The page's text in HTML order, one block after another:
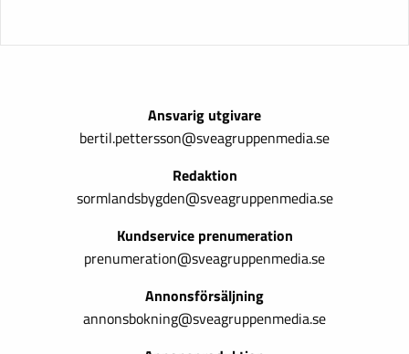
Ansvarig utgivare
bertil.pettersson@sveagruppenmedia.se
Redaktion
sormlandsbygden@sveagruppenmedia.se
Kundservice prenumeration
prenumeration@sveagruppenmedia.se
Annonsförsäljning
annonsbokning@sveagruppenmedia.se